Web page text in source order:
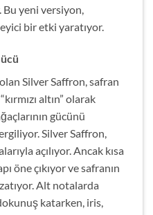
Bu yeni versiyon,
bir etki yaratıyor.
Silver Saffron, safran
altın” olarak
gücünü
Silver Saffron,
açılıyor. Ancak kısa
öne çıkıyor ve safranın
Alt notalarda
katarken, iris,